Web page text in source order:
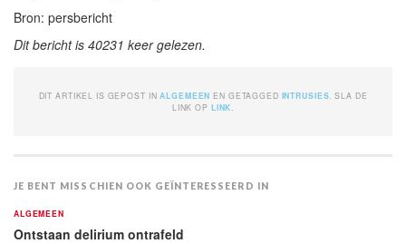
Bron: persbericht
Dit bericht is 40231 keer gelezen.
DIT ARTIKEL IS GEPOST INALGEMEEN EN GETAGGED INTRUSIES . SLA DE
LINK OP LINK
JE BENT MISSCHIEN OOK GEÏNTERESSEERD IN
ALGEMEEN
Ontstaan delirium ontrafeld